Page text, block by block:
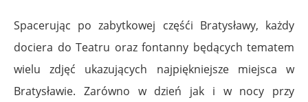
Spacerując po zabytkowej częśći Bratysławy, każdy
dociera do Teatru oraz fontanny będących tematem
wielu zdjęć ukazujących najpiękniejsze miejsca w
Bratysławie. Zarówno w dzień jak i w nocy przy